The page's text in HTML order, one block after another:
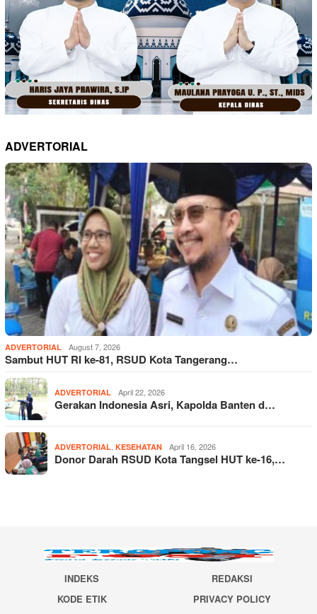
ADVERTORIAL
ADVERTORIAL August 7, 2026
Sambut HUT RI ke-81, RSUD Kota Tangerang…
ADVERTORIAL April 22, 2026
Gerakan Indonesia Asri, Kapolda Banten d…
ADVERTORIAL, KESEHATAN April 16, 2026
Donor Darah RSUD Kota Tangsel HUT ke-16,…
INDEKS
REDAKSI
KODE ETIK
PRIVACY POLICY